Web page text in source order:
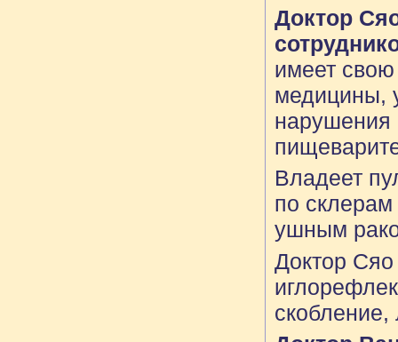
Доктор
имеет
медицины,
нарушения
Владеет
по склерам
ушным
Доктор Сяо
скобление,